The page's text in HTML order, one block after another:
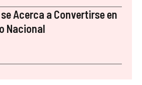
Acerca a Convertirse en
Nacional